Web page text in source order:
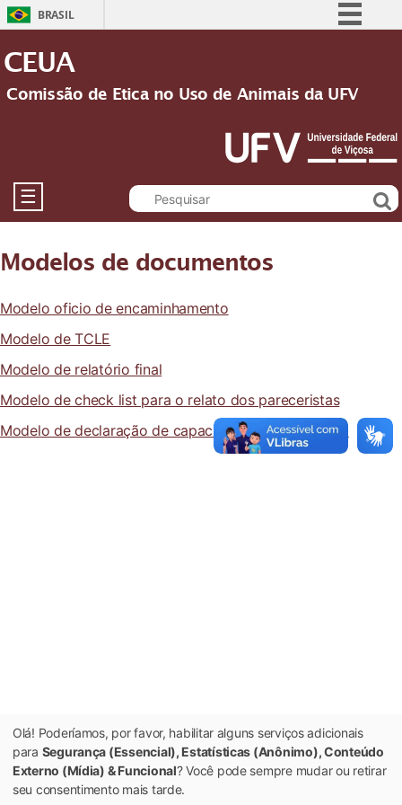
BRASIL
Participe
Acesso à informação
Legislação
Canais
CEUA
Comissão de Etica no Uso de Animais da UFV
☰
Modelos de documentos
Modelo oficio de encaminhamento
Modelo de TCLE
Modelo de relatório final
Modelo de check list para o relato dos pareceristas
Modelo de declaração de capacitação e treinamento
Olá! Poderíamos, por favor, habilitar alguns serviços adicionais
para Segurança (Essencial), Estatísticas (Anônimo), Conteúdo
Externo (Mídia) & Funcional? Você pode sempre mudar ou retirar
seu consentimento mais tarde.